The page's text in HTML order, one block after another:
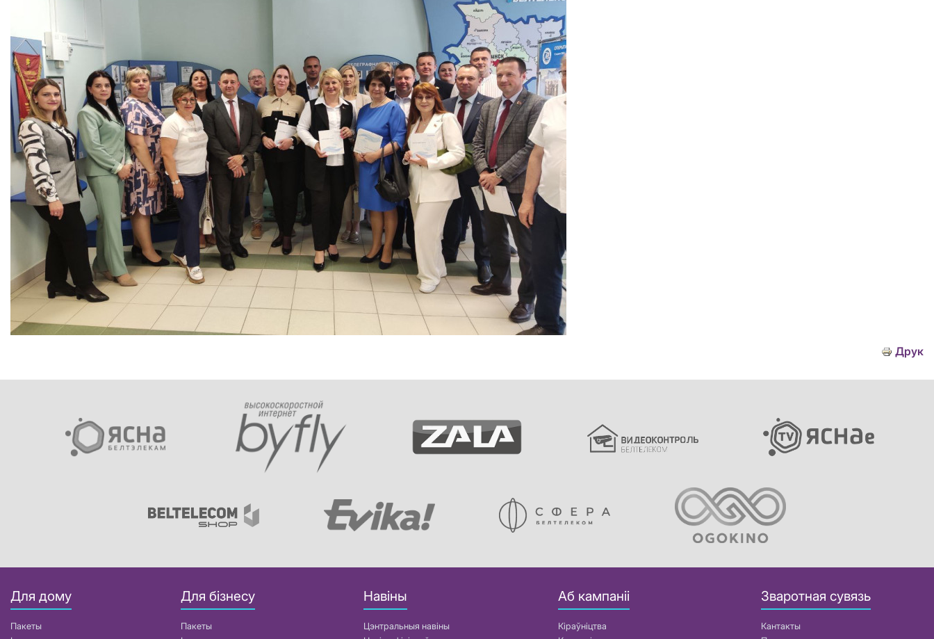
Друк
Для дому
Пакеты
Для бізнесу
Пакеты
Навіны
Цэнтральныя навіны
Аб кампаніі
Кіраўніцтва
Зваротная сувязь
Кантакты